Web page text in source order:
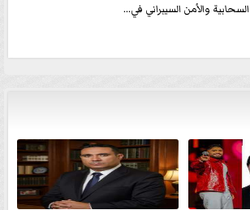
السحابية والأمن السيبراني في...